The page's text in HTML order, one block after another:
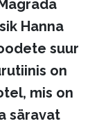
Hanna
suur
on
mis on
säravat